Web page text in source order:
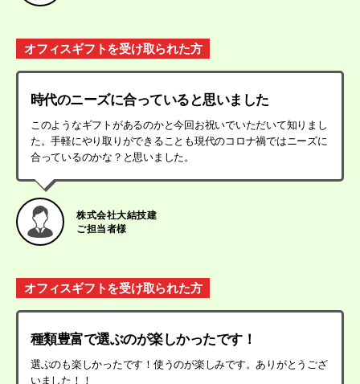
オフィスギフトを受け取られた方
時代のニーズに合っていると思いました
このようなギフトがあるのかと今回お祝いでいただいて知りまし
た。手軽にやり取りができることも現代のコロナ禍ではニーズに
合っているのかな？と思いました。
株式会社大結技建
ご担当者様
オフィスギフトを受け取られた方
種類豊富で選ぶのが楽しかったです！
選ぶのも楽しかったです！使うのが楽しみです。ありがとうござ
いました！！